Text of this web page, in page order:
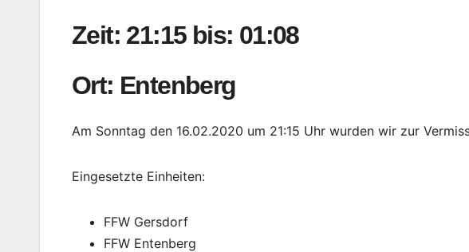
Zeit: 21:15 bis: 01:08
Ort: Entenberg
Am Sonntag den 16.02.2020 um 21:15 Uhr wurden wir zur
Eingesetzte Einheiten:
FFW Gersdorf
FFW Entenberg